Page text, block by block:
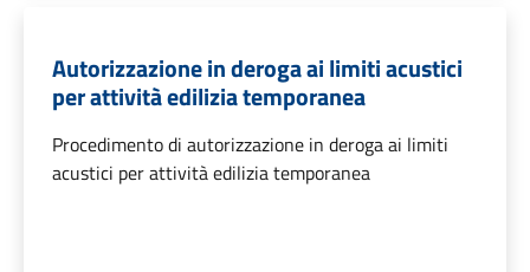
Autorizzazione in deroga ai limiti acustici
per attività edilizia temporanea
Procedimento di autorizzazione in deroga ai limiti
acustici per attività edilizia temporanea